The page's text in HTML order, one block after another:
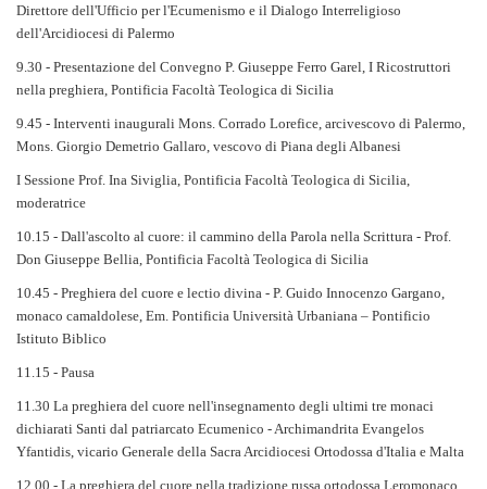
Direttore dell'Ufficio per l'Ecumenismo e il Dialogo Interreligioso
dell'Arcidiocesi di Palermo
9.30 - Presentazione del Convegno P. Giuseppe Ferro Garel, I Ricostruttori
nella preghiera, Pontificia Facoltà Teologica di Sicilia
9.45 - Interventi inaugurali Mons. Corrado Lorefice, arcivescovo di Palermo,
Mons. Giorgio Demetrio Gallaro, vescovo di Piana degli Albanesi
I Sessione Prof. Ina Siviglia, Pontificia Facoltà Teologica di Sicilia,
moderatrice
10.15 - Dall'ascolto al cuore: il cammino della Parola nella Scrittura - Prof.
Don Giuseppe Bellia, Pontificia Facoltà Teologica di Sicilia
10.45 - Preghiera del cuore e lectio divina - P. Guido Innocenzo Gargano,
monaco camaldolese, Em. Pontificia Università Urbaniana – Pontificio
Istituto Biblico
11.15 - Pausa
11.30 La preghiera del cuore nell'insegnamento degli ultimi tre monaci
dichiarati Santi dal patriarcato Ecumenico - Archimandrita Evangelos
Yfantidis, vicario Generale della Sacra Arcidiocesi Ortodossa d'Italia e Malta
12.00 - La preghiera del cuore nella tradizione russa ortodossa Leromonaco